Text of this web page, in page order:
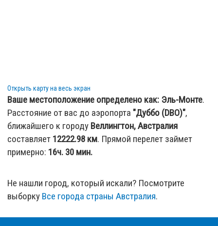
Открыть карту на весь экран
Ваше местоположение определено как: Эль-Монте.
Расстояние от вас до аэропорта "Дуббо (DBO)",
ближайшего к городу Веллингтон, Австралия
составляет 12222.98 км. Прямой перелет займет
примерно: 16ч. 30 мин.
Не нашли город, который искали? Посмотрите
выборку Все города страны Австралия.